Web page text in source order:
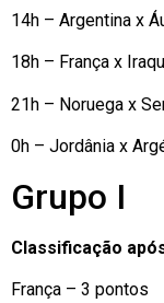
14h – Argentina x
18h – França x
21h – Noruega x
0h – Jordânia x
Grupo I
Classificação
França – 3 pontos